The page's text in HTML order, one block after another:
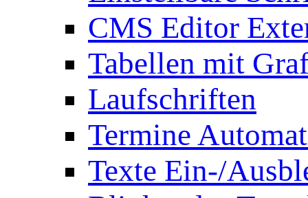
CMS Editor
Tabellen mit
Laufschriften
Termine
Texte Ein-/